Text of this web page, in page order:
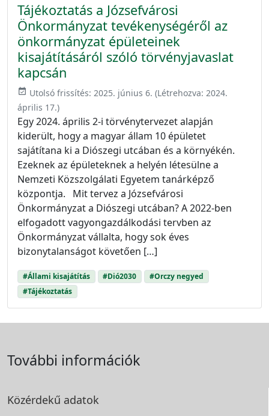
Tájékoztatás a Józsefvárosi
Önkormányzat tevékenységéről az
önkormányzat épületeinek
kisajátításáról szóló törvényjavaslat
kapcsán
event_available Utolsó frissítés: 2025. június 6. (Létrehozva: 2024.
április 17.)
Egy 2024. április 2-i törvénytervezet alapján
kiderült, hogy a magyar állam 10 épületet
sajátítana ki a Diószegi utcában és a környékén.
Ezeknek az épületeknek a helyén létesülne a
Nemzeti Közszolgálati Egyetem tanárképző
központja. Mit tervez a Józsefvárosi
Önkormányzat a Diószegi utcában? A 2022-ben
elfogadott vagyongazdálkodási tervben az
Önkormányzat vállalta, hogy sok éves
bizonytalanságot követően […]
#Állami kisajátítás #Dió2030
#Orczy negyed
#Tájékoztatás
További információk
Közérdekű adatok